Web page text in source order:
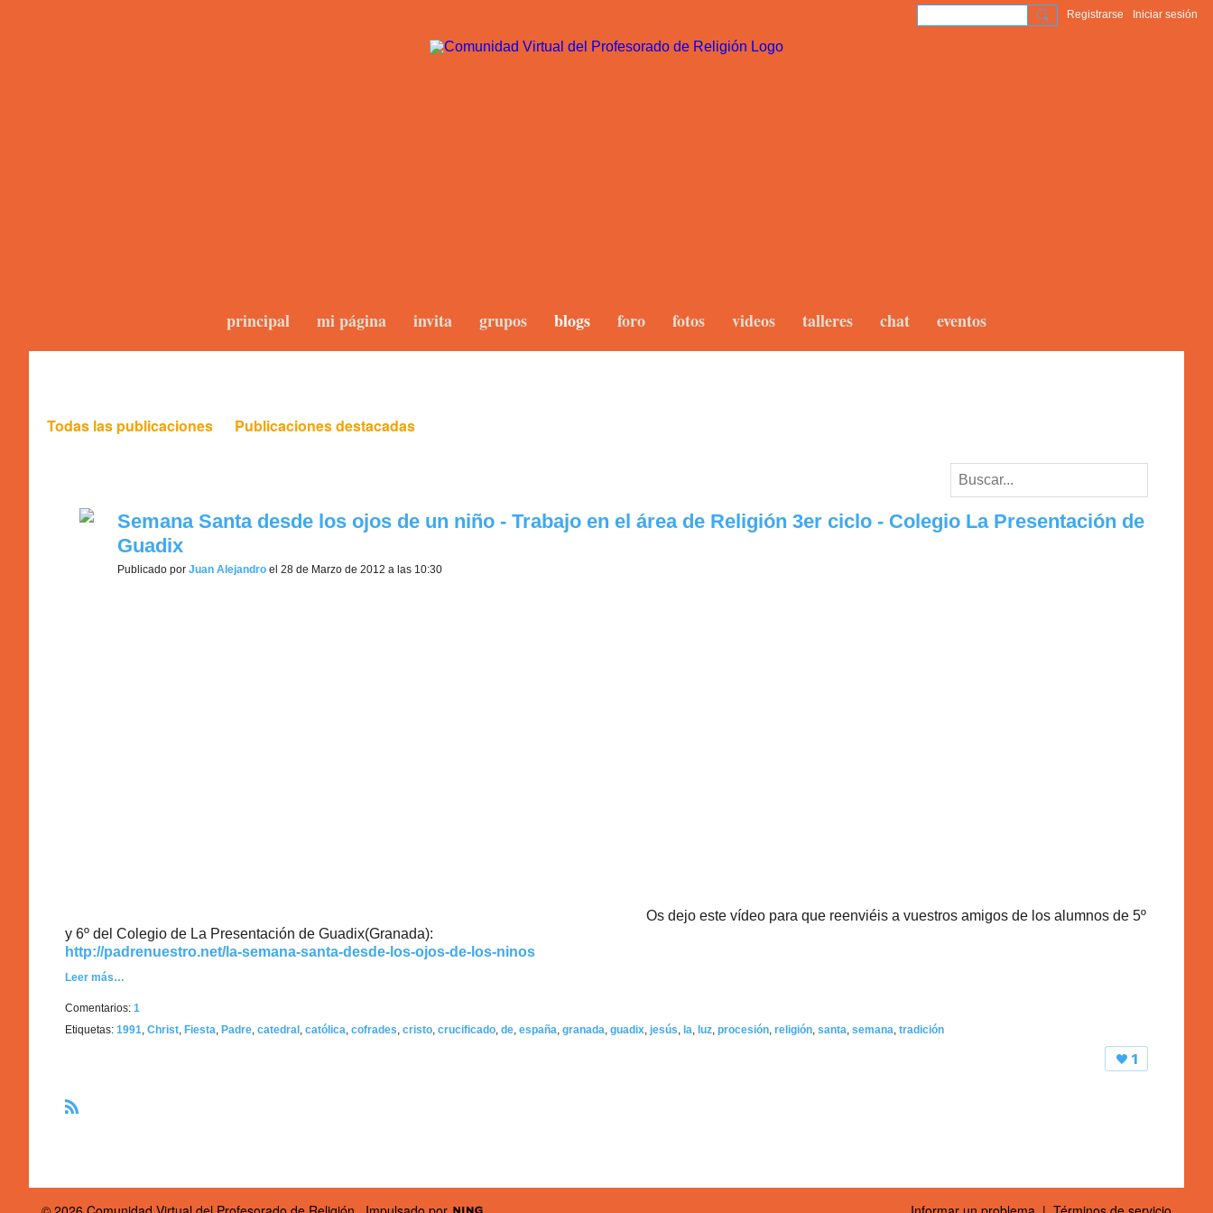
Registrarse Iniciar sesión
principal mi página invita grupos blogs foro fotos videos talleres chat eventos
Todas las publicaciones Publicaciones destacadas
Semana Santa desde los ojos de un niño - Trabajo en el área de Religión 3er ciclo - Colegio La Presentación de
Guadix
Publicado por Juan Alejandro el 28 de Marzo de 2012 a las 10:30
Os dejo este vídeo para que reenviéis a vuestros amigos de los alumnos de 5º
y 6º del Colegio de La Presentación de Guadix(Granada):
http://padrenuestro.net/la-semana-santa-desde-los-ojos-de-los-ninos
Leer más…
Comentarios: 1
Etiquetas: 1991, Christ, Fiesta, Padre, catedral , católica, cofrades, cristo, crucificado, de, españa, granada, guadix, jesús, la, luz, procesión, religión, santa, semana, tradición
1